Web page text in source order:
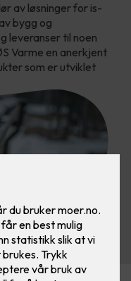
av løsninger for is-
bygg og
leveranser til noen
Varme en anerkjent
som er utviklet